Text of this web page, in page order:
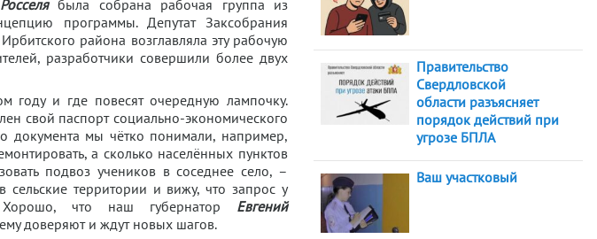
была собрана рабочая группа из
программы. Депутат Заксобрания
района возглавляла эту рабочую
разработчики совершили более двух
и где повесят очередную лампочку.
свой паспорт социально-экономического
документа мы чётко понимали, например,
а сколько населённых пунктов
подвоз учеников в соседнее село, –
сельские территории и вижу, что запрос у
что наш губернатор Евгений
доверяют и ждут новых шагов.
Правительство
Свердловской
области разъясняет
порядок действий при
угрозе БПЛА
Ваш участковый